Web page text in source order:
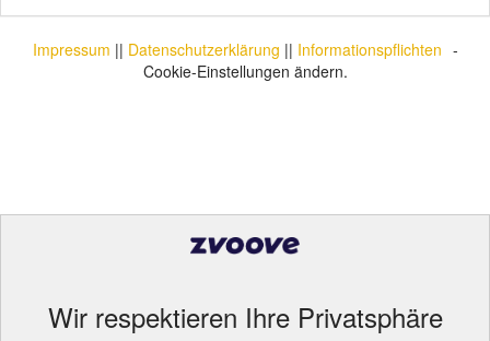
Impressum || Datenschutzerklärung || Informationspflichten -
Cookie-Einstellungen ändern.
Wir respektieren Ihre Privatsphäre